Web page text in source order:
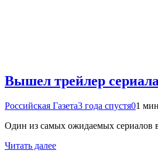
Вышел трейлер
Российская Газета3 года спустя01
Один из самых ожидаемых сериалов
Читать далее